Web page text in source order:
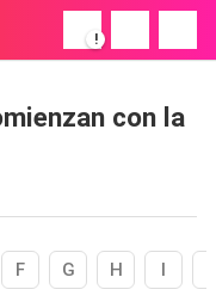
!
con la
F G H I